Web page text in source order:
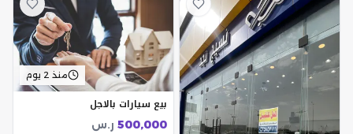
منذ 2 يوم
بيع سيارات بالاجل
500,000 ر.س